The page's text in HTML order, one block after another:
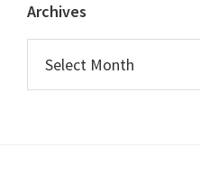
Archives